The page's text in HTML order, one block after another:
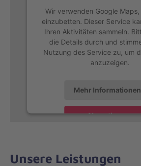
Wir verwenden Google
einzubetten. Dieser Service
Ihren Aktivitäten sammeln.
die Details durch und
Nutzung des Service zu, um
anzuzeigen.
Mehr Informationen
Akzeptieren
Unsere Leistungen